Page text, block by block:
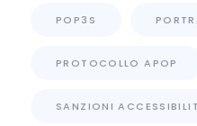
POP3S
PROTOCOLLO APOP
SANZIONI